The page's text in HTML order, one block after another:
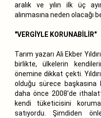
aralık ve yılın ilk üç
alınmasına neden olacağı
"VERGİYLE KORUNABİLİR"
Tarım yazarı Ali Ekber
birlikte, ülkelerin
önemine dikkat çekti.
olduğu sürece başkasına
daha önce 2008’de
kendi tüketicisini
satıyordu. Şimdiden